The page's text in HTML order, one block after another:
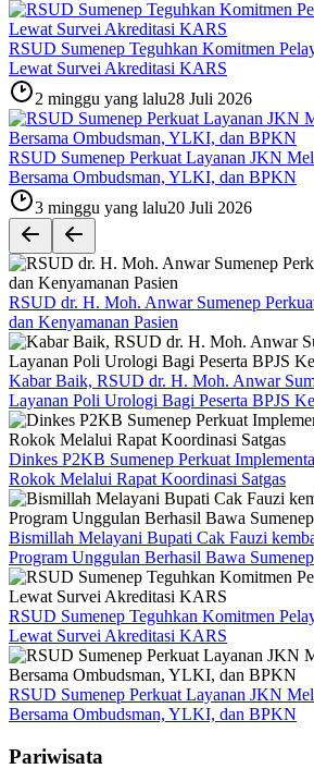
RSUD Sumenep Teguhkan Komitmen
Lewat Survei Akreditasi KARS
2 minggu yang lalu28 Juli 2026
RSUD Sumenep Perkuat Layanan JKN
Bersama Ombudsman, YLKI, dan BPKN
3 minggu yang lalu20 Juli 2026
RSUD dr. H. Moh. Anwar Sumenep
dan Kenyamanan Pasien
Kabar Baik, RSUD dr. H. Moh. Anwar
Layanan Poli Urologi Bagi Peserta BPJS
Dinkes P2KB Sumenep Perkuat
Rokok Melalui Rapat Koordinasi Satgas
Bismillah Melayani Bupati Cak Fauzi
Program Unggulan Berhasil Bawa
RSUD Sumenep Teguhkan Komitmen
Lewat Survei Akreditasi KARS
RSUD Sumenep Perkuat Layanan JKN
Bersama Ombudsman, YLKI, dan BPKN
Pariwisata